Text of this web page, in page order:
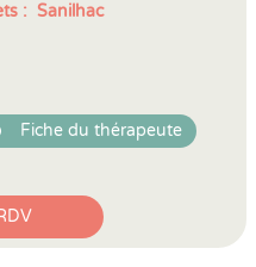
: Sanilhac
Fiche du thérapeute